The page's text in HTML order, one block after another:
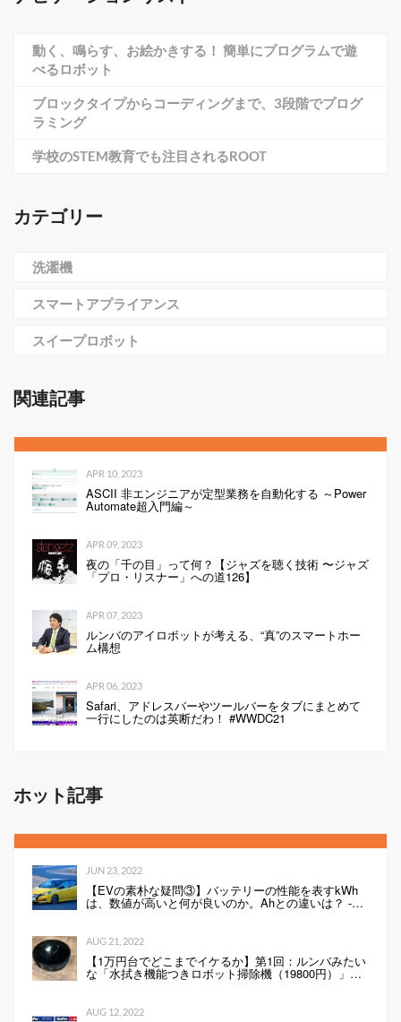
動く、鳴らす、お絵かきする！ 簡単にプログラムで遊
べるロボット
ブロックタイプからコーディングまで、3段階でプログ
ラミング
学校のSTEM教育でも注目されるROOT
カテゴリー
洗濯機
スマートアプライアンス
スイープロボット
関連記事
APR 10, 2023
ASCII 非エンジニアが定型業務を自動化する ～Power
Automate超入門編～
APR 09, 2023
夜の「千の目」って何？【ジャズを聴く技術 〜ジャズ
「プロ・リスナー」への道126】
APR 07, 2023
ルンバのアイロボットが考える、“真”のスマートホー
ム構想
APR 06, 2023
Safari、アドレスバーやツールバーをタブにまとめて
一行にしたのは英断だわ！ #WWDC21
ホット記事
JUN 23, 2022
【EVの素朴な疑問③】バッテリーの性能を表すkWh
は、数値が高いと何が良いのか。Ahとの違いは？ -
Webモーターマガジン
AUG 21, 2022
【1万円台でどこまでイケるか】第1回：ルンバみたい
な「水拭き機能つきロボット掃除機（19800円）」の
性能は…
AUG 12, 2022